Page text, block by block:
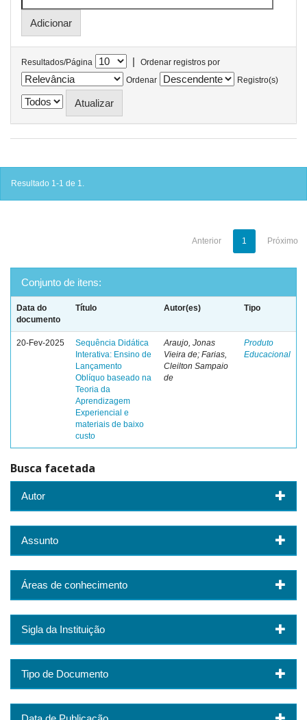
Resultados/Página |
Ordenar registros por
Ordenar
Registro(s)
Resultado 1-1 de 1.
Anterior 1 Próximo
Conjunto de itens:
Data do
documento
Título Autor(es) Tipo
20-Fev-2025
Sequência Didática
Interativa: Ensino de
Lançamento
Oblíquo baseado na
Teoria da
Aprendizagem
Experiencial e
materiais de baixo
custo
Araujo, Jonas
Vieira de; Farias,
Cleilton Sampaio
de
Produto
Educacional
Busca facetada
Autor
Assunto
Áreas de conhecimento
Sigla da Instituição
Tipo de Documento